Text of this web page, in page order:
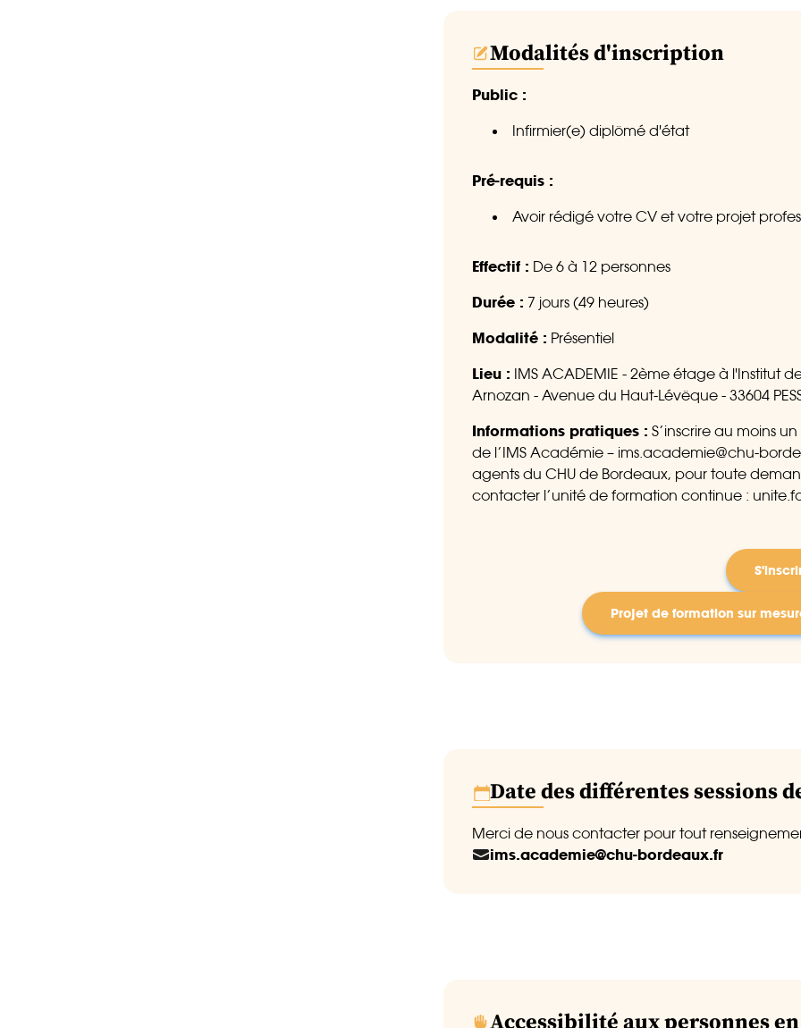
Modalités d'inscription
Public :
Infirmier(e) diplômé d'état
Pré-requis :
Avoir rédigé votre CV et votre projet
Effectif : De 6 à 12 personnes
Durée : 7 jours (49 heures)
Modalité : Présentiel
Lieu : IMS ACADEMIE - 2ème étage à l'Institut
Arnozan - Avenue du Haut-Lévêque - 33604
Informations pratiques : S’inscrire au moins
de l’IMS Académie – ims.academie@chu-
agents du CHU de Bordeaux, pour toute
contacter l’unité de formation continue :
Projet de formation sur
Date des différentes sessions
Merci de nous contacter pour tout
ims.academie@chu-bordeaux.fr
Accessibilité aux personnes